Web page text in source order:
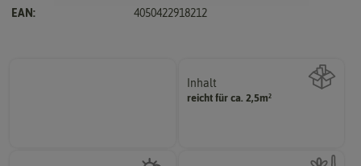
EAN:
4050422918212
Inhalt
reicht für ca. 2,5m²
Wie viel ist enthalten